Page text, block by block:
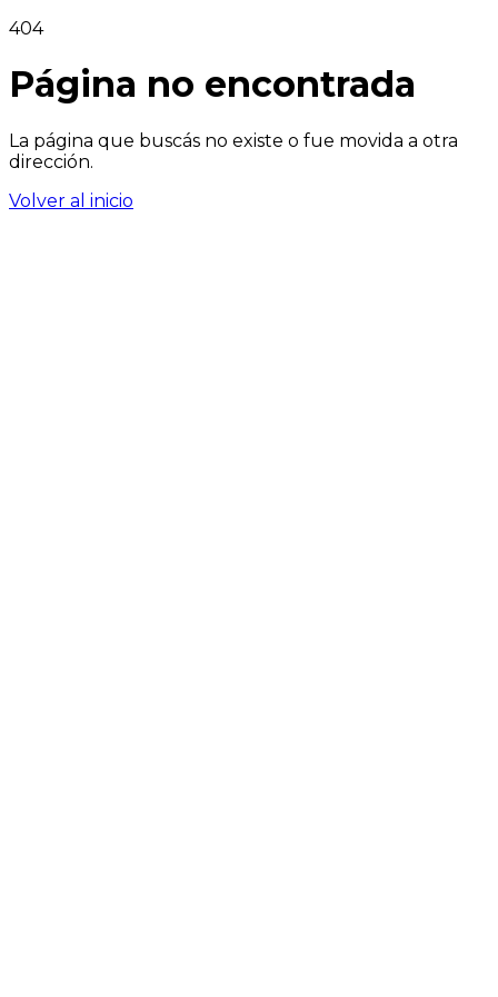
404
Página no encontrada
La página que buscás no existe o fue movida a otra
dirección.
Volver al inicio